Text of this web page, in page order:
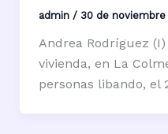
admin / 30 de noviembre
Andrea Rodríguez
vivienda, en La
personas libando, el